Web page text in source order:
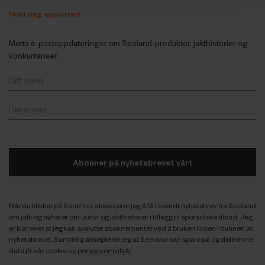
Hold deg oppdatert
Motta e-postoppdateringer om Seeland-produkter, jakthistorier og
konkurranser.
Abonner på nyhetsbrevet vårt
Når du klikker på Send Inn, aksepterer jeg å få tilsendt nyhetsbrev fra Seeland
om jakt og nyheter om utstyr og jakthistorier i tillegg til sporadiske tilbud. Jeg
er klar over at jeg kan avslutte abonnementet ved å bruken linken i bunnen av
nyhetsbrevet. Samtidig aksepterer jeg at Seeland kan spare på og dele mine
data jfr. vår cookie og personvernvilkår.